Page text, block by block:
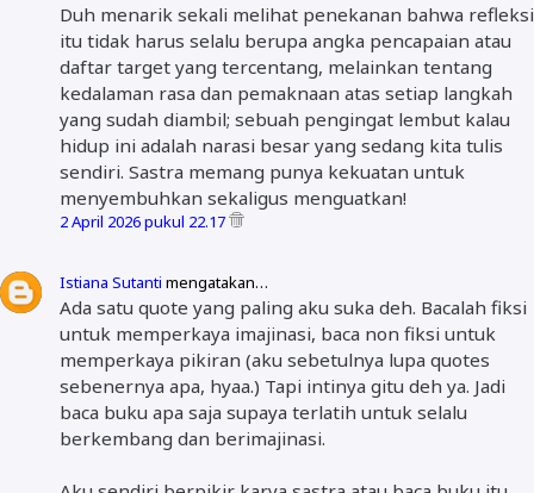
Duh menarik sekali melihat penekanan bahwa refleksi
itu tidak harus selalu berupa angka pencapaian atau
daftar target yang tercentang, melainkan tentang
kedalaman rasa dan pemaknaan atas setiap langkah
yang sudah diambil; sebuah pengingat lembut kalau
hidup ini adalah narasi besar yang sedang kita tulis
sendiri. Sastra memang punya kekuatan untuk
menyembuhkan sekaligus menguatkan!
2 April 2026 pukul 22.17
Istiana Sutanti mengatakan…
Ada satu quote yang paling aku suka deh. Bacalah fiksi
untuk memperkaya imajinasi, baca non fiksi untuk
memperkaya pikiran (aku sebetulnya lupa quotes
sebenernya apa, hyaa.) Tapi intinya gitu deh ya. Jadi
baca buku apa saja supaya terlatih untuk selalu
berkembang dan berimajinasi.